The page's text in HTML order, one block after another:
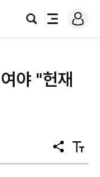
검
전
로
그
야 "헌재
공
유
텍
스